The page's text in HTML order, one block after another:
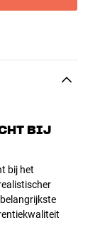
BIJ
bij het